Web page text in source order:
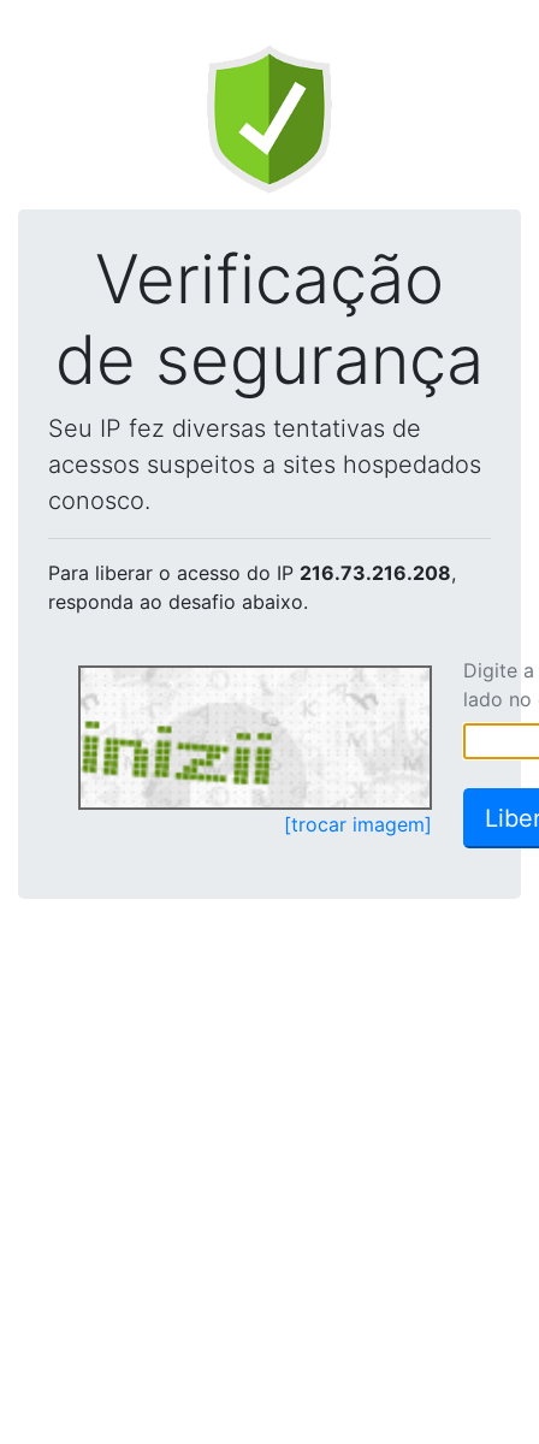
Verificação
de segurança
Seu IP fez diversas tentativas de
acessos suspeitos a sites hospedados
conosco.
Para liberar o acesso do IP 216.73.216.208,
responda ao desafio abaixo.
[trocar imagem]
Digite
lado no